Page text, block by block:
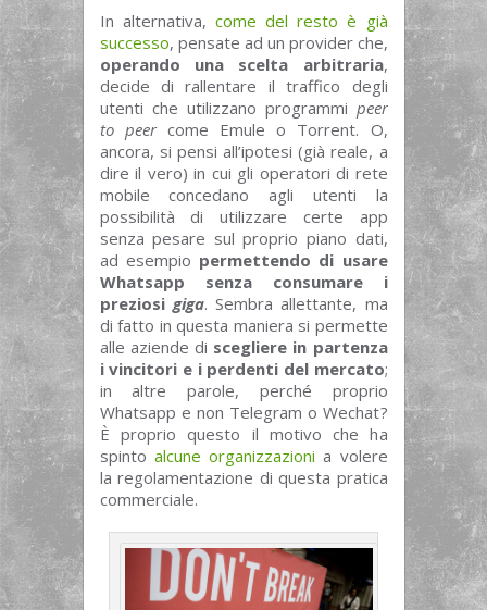
In alternativa, come del resto è già
successo, pensate ad un provider che,
operando una scelta arbitraria,
decide di rallentare il traffico degli
utenti che utilizzano programmi peer
to peercome Emule o Torrent. O,
ancora, si pensi all’ipotesi (già reale, a
dire il vero) in cui gli operatori di rete
mobile concedano agli utenti la
possibilità di utilizzare certe app
senza pesare sul proprio piano dati,
ad esempio permettendo di usare
Whatsapp senza consumare i
preziosi giga. Sembra allettante, ma
di fatto in questa maniera si permette
alle aziende di scegliere in partenza
i vincitori e i perdenti del mercato;
in altre parole, perché proprio
Whatsapp e non Telegram o Wechat?
È proprio questo il motivo che ha
spinto alcune organizzazioni a volere
la regolamentazione di questa pratica
commerciale.